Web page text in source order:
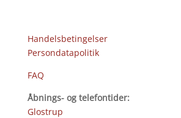
Handelsbetingelser
Persondatapolitik
FAQ
Åbnings- og telefontider:
Glostrup